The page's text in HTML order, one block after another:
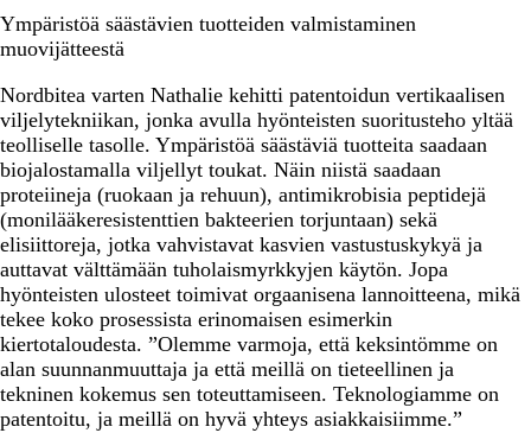
Ympäristöä säästävien tuotteiden valmistaminen
muovijätteestä
Nordbitea varten Nathalie kehitti patentoidun vertikaalisen
viljelytekniikan, jonka avulla hyönteisten suoritusteho yltää
teolliselle tasolle. Ympäristöä säästäviä tuotteita saadaan
biojalostamalla viljellyt toukat. Näin niistä saadaan
proteiineja (ruokaan ja rehuun), antimikrobisia peptidejä
(monilääkeresistenttien bakteerien torjuntaan) sekä
elisiittoreja, jotka vahvistavat kasvien vastustuskykyä ja
auttavat välttämään tuholaismyrkkyjen käytön. Jopa
hyönteisten ulosteet toimivat orgaanisena lannoitteena, mikä
tekee koko prosessista erinomaisen esimerkin
kiertotaloudesta. ”Olemme varmoja, että keksintömme on
alan suunnanmuuttaja ja että meillä on tieteellinen ja
tekninen kokemus sen toteuttamiseen. Teknologiamme on
patentoitu, ja meillä on hyvä yhteys asiakkaisiimme.”